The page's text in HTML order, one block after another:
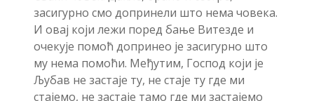
засигурно смо допринели што нема човека.
И овај који лежи поред бање Витезде и
очекује помоћ допринео је засигурно што
му нема помоћи. Међутим, Господ који је
Љубав не застаје ту, не стаје ту где ми
стајемо, не застаје тамо где ми застајемо